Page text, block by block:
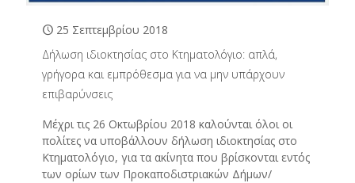
25 Σεπτεμβρίου 2018
Δήλωση ιδιοκτησίας στο Κτηματολόγιο: απλά,
γρήγορα και εμπρόθεσμα για να μην υπάρχουν
επιβαρύνσεις
Μέχρι τις 26 Οκτωβρίου 2018 καλούνται όλοι οι
πολίτες να υποβάλλουν δήλωση ιδιοκτησίας στο
Κτηματολόγιο, για τα ακίνητα που βρίσκονται εντός
των ορίων των Προκαποδιστριακών Δήμων/